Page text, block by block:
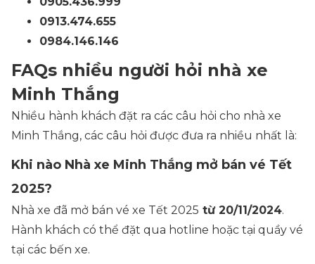
0913.474.655
0984.146.146
FAQs nhiều người hỏi nhà xe
Minh Thắng
Nhiều hành khách đặt ra các câu hỏi cho nhà xe
Minh Thắng, các câu hỏi được đưa ra nhiều nhất là:
Khi nào Nhà xe Minh Thắng mở bán vé Tết
2025?
Nhà xe đã mở bán vé xe Tết 2025 từ 20/11/2024.
Hành khách có thể đặt qua hotline hoặc tại quầy vé
tại các bến xe.